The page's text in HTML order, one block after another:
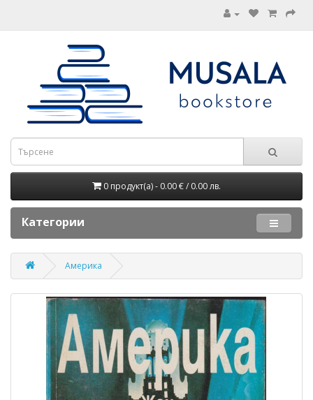
0 продукт(а) - 0.00 € / 0.00 лв.
Категории
Америка